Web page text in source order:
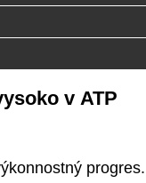
v ATP
progres.